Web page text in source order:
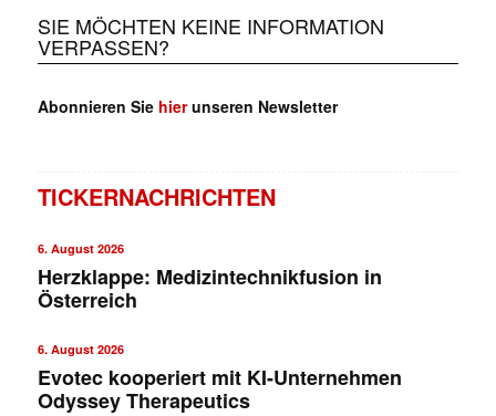
SIE MÖCHTEN KEINE INFORMATION
VERPASSEN?
Abonnieren Sie hierunseren Newsletter
TICKERNACHRICHTEN
6. August 2026
Herzklappe: Medizintechnikfusion in
Österreich
6. August 2026
Evotec kooperiert mit KI-Unternehmen
Odyssey Therapeutics